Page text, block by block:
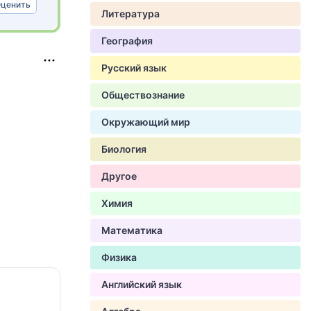
Литература
География
Русский язык
Обществознание
Окружающий мир
Биология
Другое
Химия
Математика
Физика
Английский язык